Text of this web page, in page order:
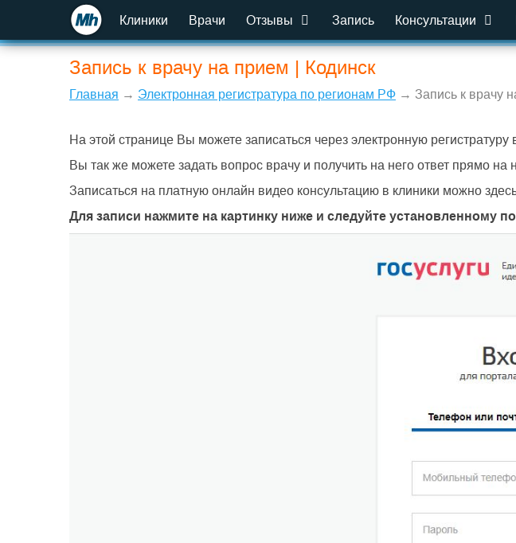
Клиники Врачи Отзывы Запись Консультации
Запись к врачу на прием | Кодинск
Главная → Электронная регистратура по регионам РФ → Запись к врачу
На этой странице Вы можете записаться через электронную регистратуру
Вы так же можете задать вопрос врачу и получить на него ответ прямо на
Записаться на платную онлайн видео консультацию в клиники можно
Для записи нажмите на картинку ниже и следуйте установленному